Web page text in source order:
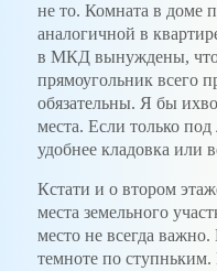
не то. Комната в доме
аналогичной в
в МКД вынуждены,
прямоугольник всего
обязательны. Я бы
места. Если только
удобнее кладовка или
Кстати и о втором
места земельного
место не всегда
темноте по